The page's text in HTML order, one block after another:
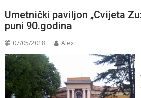
Umetnički paviljon „Cvijeta
puni 90.godina
07/05/2018 Alex